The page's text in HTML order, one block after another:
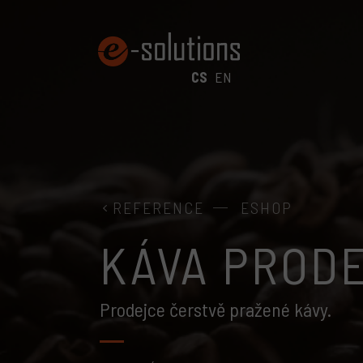
CS EN
REFERENCE ESHOP
KÁVA
Prodejce čerstvě pražené kávy.